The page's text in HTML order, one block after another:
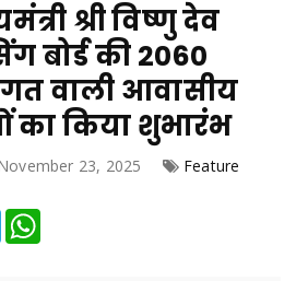
श्री विष्णु देव
बोर्ड की 2060
वाली आवासीय
का किया शुभारंभ
23, 2025 Feature
Telegram